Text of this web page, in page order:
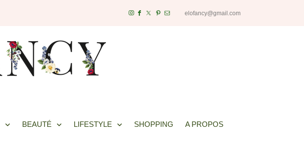
elofancy@gmail.com
BEAUTÉ LIFESTYLE SHOPPING A PROPOS